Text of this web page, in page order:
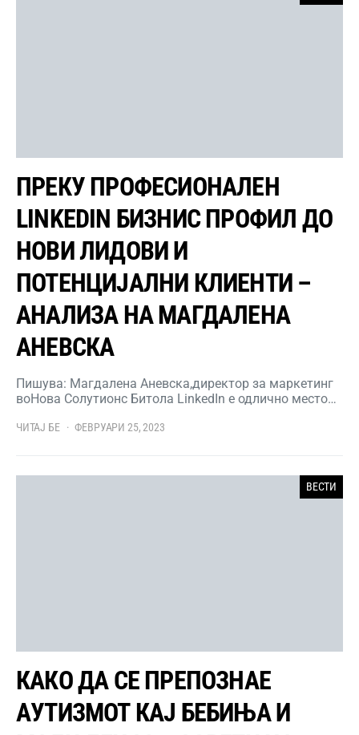
ПРЕКУ ПРОФЕСИОНАЛЕН
LINKEDIN БИЗНИС ПРОФИЛ ДО
НОВИ ЛИДОВИ И
ПОТЕНЦИЈАЛНИ КЛИЕНТИ –
АНАЛИЗА НА МАГДАЛЕНА
АНЕВСКА
Пишува: Магдалена Аневска,директор за маркетинг
воНова Солутионс Битола LinkedIn е одлично место…
ЧИТАЈ БЕ ФЕВРУАРИ 25, 2023
ВЕСТИ
КАКО ДА СЕ ПРЕПОЗНАЕ
АУТИЗМОТ КАЈ БЕБИЊА И